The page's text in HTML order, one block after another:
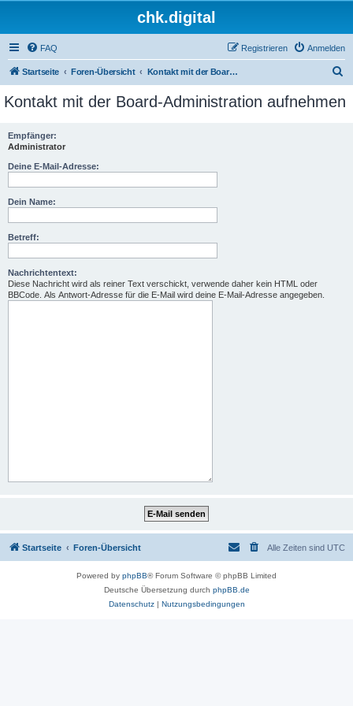
chk.digital
FAQ Anmelden
Registrieren
Startseite Foren-Übersicht Kontakt mit der Board-Administration aufnehmen
c
Kontakt mit der Board-Administration aufnehmen
Empfänger:
Administrator
Deine E-Mail-Adresse:
Dein Name:
Betreff:
Nachrichtentext:
Diese Nachricht wird als reiner Text verschickt, verwende daher kein HTML oder
BBCode. Als Antwort-Adresse für die E-Mail wird deine E-Mail-Adresse angegeben.
Startseite Foren-Übersicht Alle Zeiten sind UTC
Powered by phpBB® Forum Software © phpBB Limited
Deutsche Übersetzung durch phpBB.de
Datenschutz| Nutzungsbedingungen